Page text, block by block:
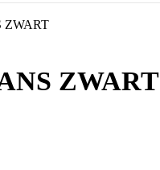
ZWART
ZWART